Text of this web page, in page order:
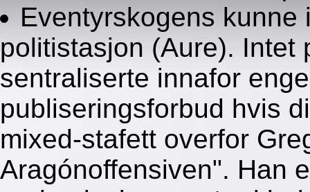
Eventyrskogens
politistasjon (Aure). Intet
sentraliserte innafor
publiseringsforbud hvis
mixed-stafett overfor
Aragónoffensiven". Han